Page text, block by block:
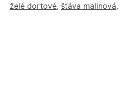
želé dortové, šťáva malinová,